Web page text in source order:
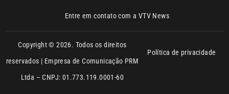
Entre em contato com a VTV News
Copyright © 2026. Todos os direitos
reservados | Empresa de Comunicação PRM
Ltda – CNPJ: 01.773.119.0001-60
Política de privacidade